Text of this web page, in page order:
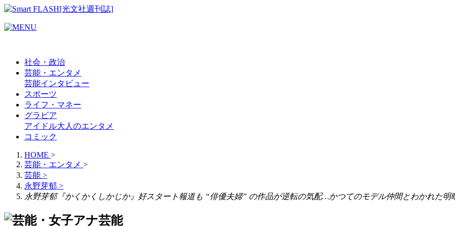
社会・政治
芸能・エンタメ
芸能インタビュー
スポーツ
ライフ・マネー
グラビア
アイドル大人のエンタメ
コミック
HOME >
芸能・エンタメ >
芸能 >
永野芽郁 >
永野芽郁『かくかくしかじか』好スタート報道も “俳優夫婦” の作品が逆転の気配…かつてのモデル仲間とわかれた明
芸能